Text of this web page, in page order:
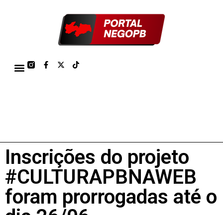
Inscrições do projeto
#CULTURAPBNAWEB
foram prorrogadas até o